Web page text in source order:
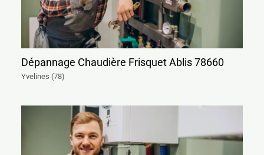
Dépannage Chaudière Frisquet Ablis 78660
Yvelines (78)